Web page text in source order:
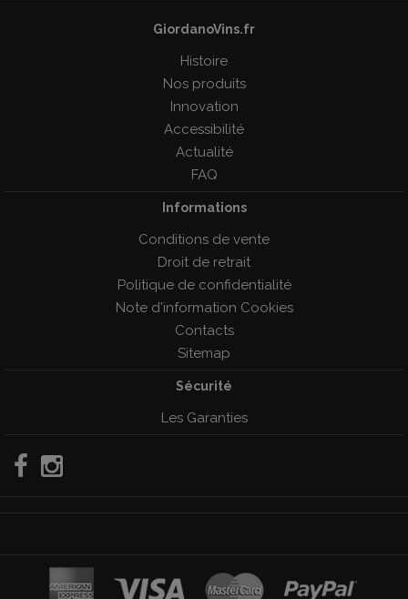
GiordanoVins.fr
Histoire
Nos produits
Innovation
Accessibilité
Actualité
FAQ
Informations
Conditions de vente
Droit de retrait
Politique de confidentialité
Note d'information Cookies
Contacts
Sitemap
Sécurité
Les Garanties